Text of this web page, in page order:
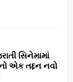
સિનેમામાં
એક તદ્દન નવો